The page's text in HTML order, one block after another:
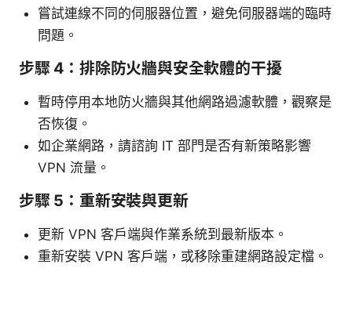
嘗試連線不同的伺服器位置，避免伺服器端的臨時
問題。
步驟 4：排除防火牆與安全軟體的干擾
暫時停用本地防火牆與其他網路過濾軟體，觀察是
否恢復。
如企業網路，請諮詢 IT 部門是否有新策略影響
VPN 流量。
步驟 5：重新安裝與更新
更新 VPN 客戶端與作業系統到最新版本。
重新安裝 VPN 客戶端，或移除重建網路設定檔。